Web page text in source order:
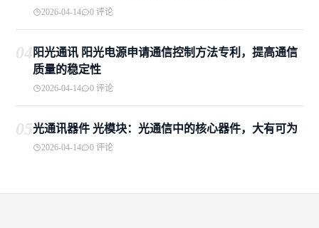
2026-04-14 0 评论
04 阳光通讯 阳光电源申请通信控制方法专利，提高通信
质量的稳定性
2026-04-14 0 评论
05光通讯器件 光模块：光通信中的核心器件，大有可为
2026-04-14 0 评论